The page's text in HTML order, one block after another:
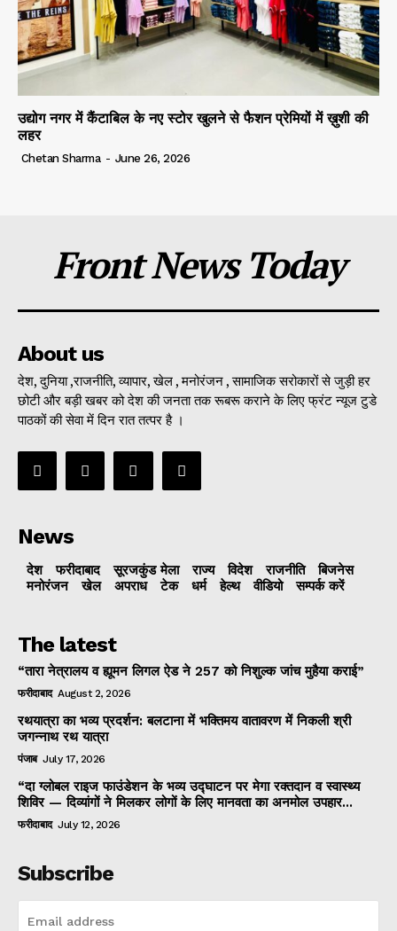
उद्योग नगर में कैंटाबिल के नए स्टोर खुलने से फैशन प्रेमियों में ख़ुशी की
लहर
Chetan Sharma - June 26, 2026
Front News Today
About us
देश, दुनिया ,राजनीति, व्यापार, खेल , मनोरंजन , सामाजिक सरोकारों से जुड़ी हर
छोटी और बड़ी खबर को देश की जनता तक रूबरू कराने के लिए फ्रंट न्यूज टुडे
पाठकों की सेवा में दिन रात तत्पर है ।
News
देश फरीदाबाद सूरजकुंड मेला राज्‍य विदेश राजनीति
बिजनेस
मनोरंजन
खेल अपराध टेक धर्म हेल्थ वीडियो सम्पर्क करें
The latest
“तारा नेत्रालय व ह्यूमन लिगल ऐड ने 257 को निशुल्क जांच मुहैया कराई”
फरीदाबाद August 2, 2026
रथयात्रा का भव्य प्रदर्शन: बलटाना में भक्तिमय वातावरण में निकली श्री
जगन्नाथ रथ यात्रा
पंजाब July 17, 2026
“दा ग्लोबल राइज फाउंडेशन के भव्य उद्घाटन पर मेगा रक्तदान व स्वास्थ्य
शिविर — दिव्यांगों ने मिलकर लोगों के लिए मानवता का अनमोल उपहार...
फरीदाबाद July 12, 2026
Subscribe